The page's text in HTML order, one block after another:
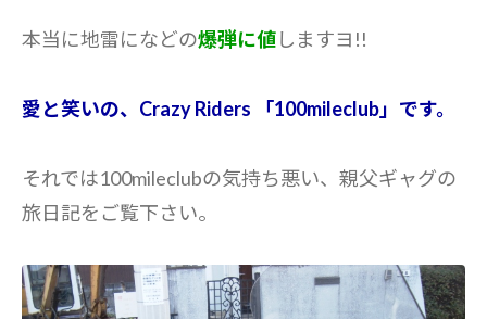
本当に地雷になどの爆弾に値しますヨ!!
愛と笑いの、Crazy Riders 「100mileclub」です。
それでは100mileclubの気持ち悪い、親父ギャグの
旅日記をご覧下さい。